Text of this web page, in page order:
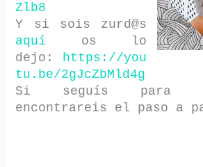
Zlb8
Y si sois zurd@s
aquí os lo
dejo: https://you
tu.be/2gJcZbMld4g
Si seguís para
encontrareis el paso a